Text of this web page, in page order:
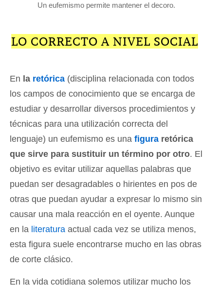
Un eufemismo permite mantener el decoro.
LO CORRECTO A NIVEL SOCIAL
En la retórica (disciplina relacionada con todos
los campos de conocimiento que se encarga de
estudiar y desarrollar diversos procedimientos y
técnicas para una utilización correcta del
lenguaje) un eufemismo es una figura retórica
que sirve para sustituir un término por otro. El
objetivo es evitar utilizar aquellas palabras que
puedan ser desagradables o hirientes en pos de
otras que puedan ayudar a expresar lo mismo sin
causar una mala reacción en el oyente. Aunque
en la literatura actual cada vez se utiliza menos,
esta figura suele encontrarse mucho en las obras
de corte clásico.
En la vida cotidiana solemos utilizar mucho los